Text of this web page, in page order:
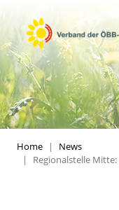
Home
News
Regionalstelle